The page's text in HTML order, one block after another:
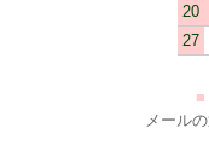
20
27
■
メール